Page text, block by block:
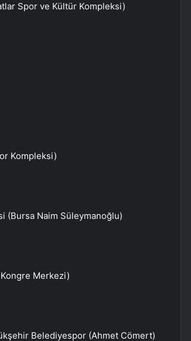
Spor ve Kültür Kompleksi)
Kompleksi)
(Bursa Naim Süleymanoğlu)
Merkezi)
Belediyespor (Ahmet Cömert)